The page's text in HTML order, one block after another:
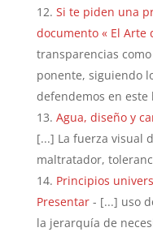
Si te piden una
documento « El Arte
transparencias
ponente, siguiendo
defendemos en este
Agua, diseño y
[...] La fuerza visual
maltratador,
Principios
Presentar- [...] uso
la jerarquía de